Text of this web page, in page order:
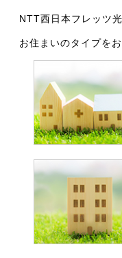
NTT西日本フレッツ
お住まいのタイプを